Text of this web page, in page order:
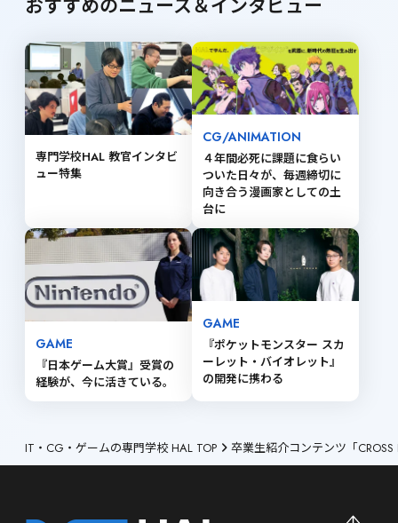
おすすめのニュース＆インタビュー
専門学校HAL 教官インタビ
ュー特集
CG/ANIMATION
４年間必死に課題に食らい
ついた日々が、毎週締切に
向き合う漫画家としての土
台に
GAME
『日本ゲーム大賞』受賞の
経験が、今に活きている。
GAME
『ポケットモンスター スカ
ーレット・バイオレット』
の開発に携わる
IT・CG・ゲームの専門学校 HAL TOP 卒業生紹介コンテンツ「CROSS